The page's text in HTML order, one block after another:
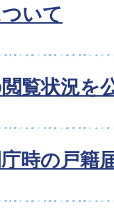
いて
覧状況を
時の戸籍